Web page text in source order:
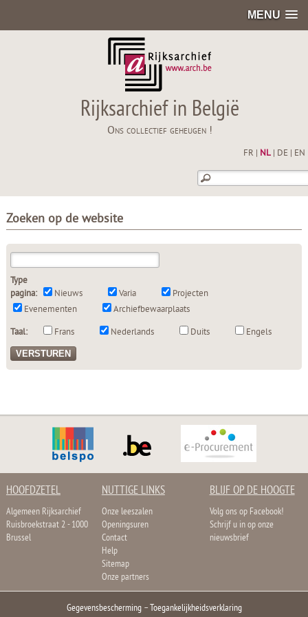
MENU
Rijksarchief in België
Ons collectief geheugen !
FR NL| DE EN
Zoeken op de website
Type
pagina:
Nieuws Varia
Projecten
Evenementen
Archiefbewaarplaats
Taal: Frans Nederlands Duits Engels
HOOFDZETEL
Algemeen Rijksarchief
Ruisbroekstraat 2 - 1000
Brussel
NUTTIGE LINKS
Onze leeszalen
Openingsuren
Contact
Help
Sitemap
Onze partners
BLIJF OP DE HOOGTE
Volg ons op Facebook!
Schrijf u in op onze
nieuwsbrief
Gegevensbescherming–Toegankelijkheidsverklaring